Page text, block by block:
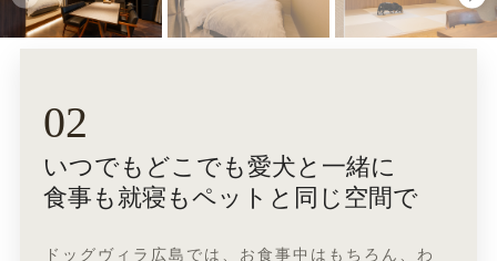
02
いつでもどこでも愛犬と一緒に
食事も就寝もペットと同じ空間で
ドッグヴィラ広島では、お食事中はもちろん、わ